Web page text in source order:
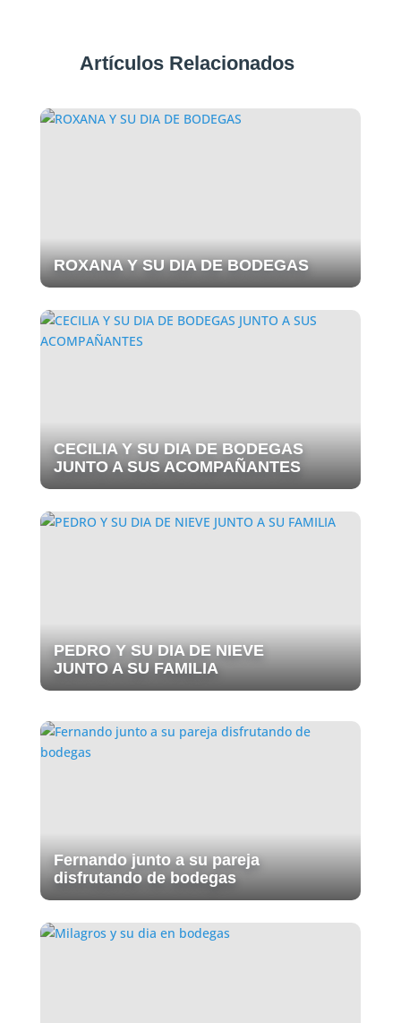
Artículos Relacionados
ROXANA Y SU DIA DE BODEGAS
CECILIA Y SU DIA DE BODEGAS
JUNTO A SUS ACOMPAÑANTES
PEDRO Y SU DIA DE NIEVE
JUNTO A SU FAMILIA
Fernando junto a su pareja
disfrutando de bodegas